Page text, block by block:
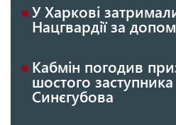
У Харкові
Нацгвардії за
Кабмін погодив
шостого
Синєгубова